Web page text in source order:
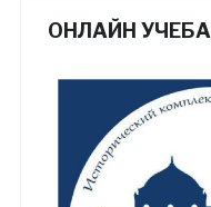
ОНЛАЙН УЧЕБА